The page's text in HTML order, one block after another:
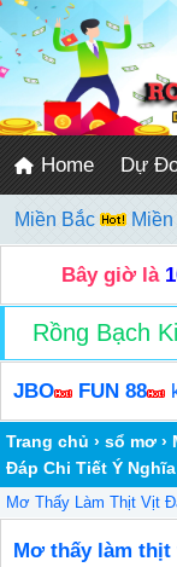
Home Dự
Miền Bắc
Bây giờ là
Rồng Bạch
JBO FUN 88
Trang chủ › sổ mơ ›
Đáp Chi Tiết Ý Nghĩa
Mơ Thấy Làm Thịt Vịt
Mơ thấy làm